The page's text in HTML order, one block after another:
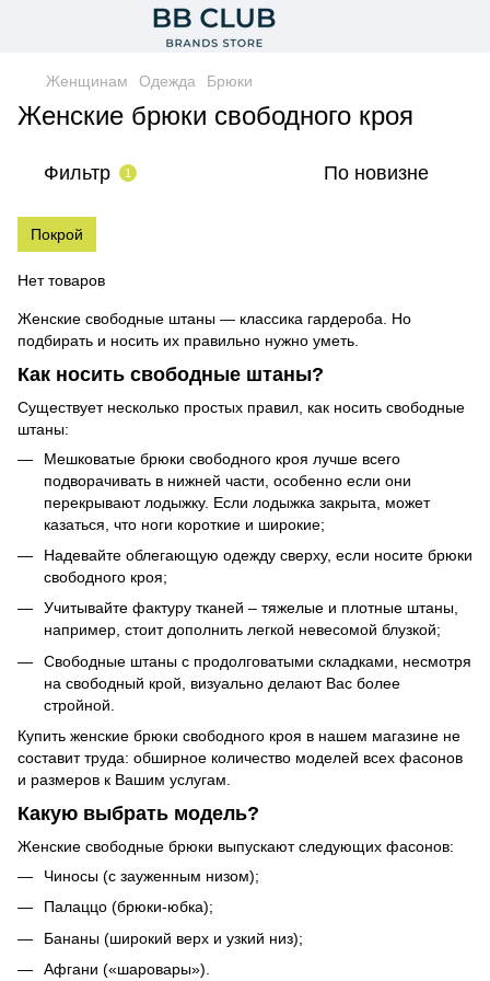
Женщинам Одежда Брюки
Женские брюки свободного кроя
Фильтр 1 По новизне
Покрой
Нет товаров
Женские свободные штаны — классика гардероба. Но
подбирать и носить их правильно нужно уметь.
Как носить свободные штаны?
Существует несколько простых правил, как носить свободные
штаны:
Мешковатые брюки свободного кроя лучше всего
подворачивать в нижней части, особенно если они
перекрывают лодыжку. Если лодыжка закрыта, может
казаться, что ноги короткие и широкие;
Надевайте облегающую одежду сверху, если носите брюки
свободного кроя;
Учитывайте фактуру тканей – тяжелые и плотные штаны,
например, стоит дополнить легкой невесомой блузкой;
Свободные штаны с продолговатыми складками, несмотря
на свободный крой, визуально делают Вас более
стройной.
Купить женские брюки свободного кроя в нашем магазине не
составит труда: обширное количество моделей всех фасонов
и размеров к Вашим услугам.
Какую выбрать модель?
Женские свободные брюки выпускают следующих фасонов:
Чиносы (с зауженным низом);
Палаццо (брюки-юбка);
Бананы (широкий верх и узкий низ);
Афгани («шаровары»).